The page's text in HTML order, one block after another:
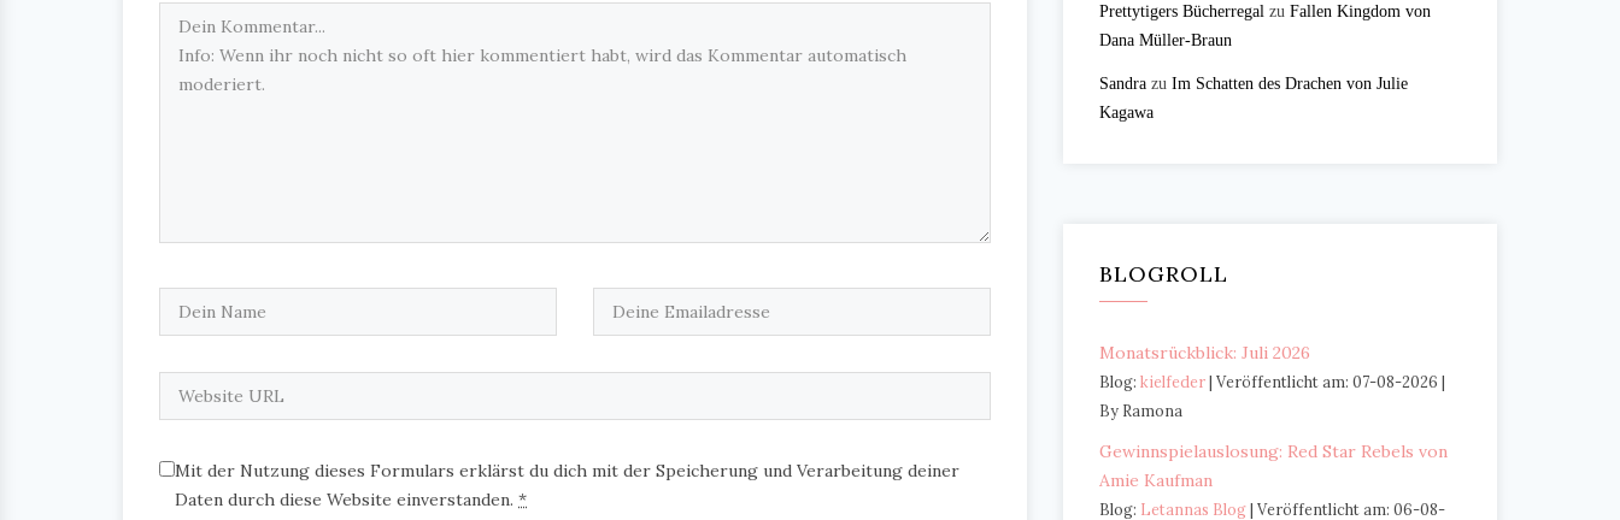
Mit der Nutzung dieses Formulars erklärst du dich mit der Speicherung und Verarbeitung deiner
Daten durch diese Website einverstanden. *
Prettytigers Bücherregal zu Fallen Kingdom von
Dana Müller-Braun
Sandra zu Im Schatten des Drachen von Julie
Kagawa
BLOGROLL
Monatsrückblick: Juli 2026
Blog: kielfeder Veröffentlicht am: 07-08-2026
By Ramona
Gewinnspielauslosung: Red Star Rebels von
Amie Kaufman
Blog: Letannas Blog Veröffentlicht am: 06-08-